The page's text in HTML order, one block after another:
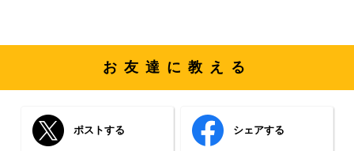
お友達に教える
ポストする シェアする